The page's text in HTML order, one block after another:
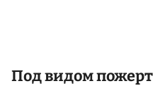
Под видом